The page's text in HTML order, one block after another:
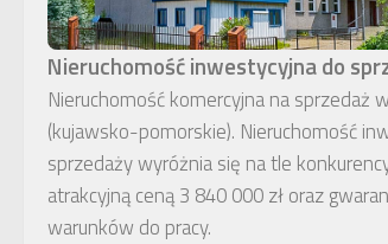
Nieruchomość inwestycyjna do
Nieruchomość komercyjna na sprzedaż
(kujawsko-pomorskie). Nieruchomość
sprzedaży wyróżnia się na tle
atrakcyjną ceną 3 840 000 zł oraz
warunków do pracy.